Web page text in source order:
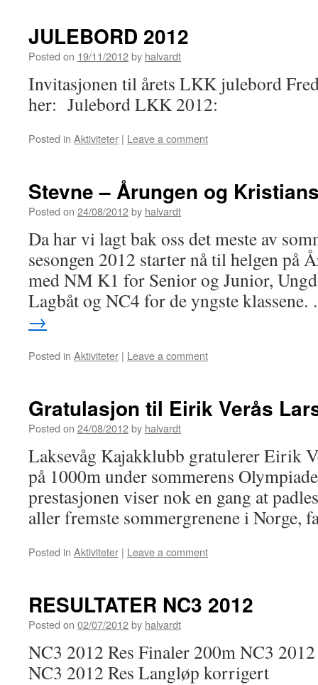
JULEBORD 2012
Posted on 19/11/2012by halvardt
Invitasjonen til årets LKK julebord
her: Julebord LKK 2012:
Posted in Aktiviteter | Leave a comment
Stevne – Årungen og
Posted on 24/08/2012by halvardt
Da har vi lagt bak oss det meste av
sesongen 2012 starter nå til helgen på
med NM K1 for Senior og Junior,
Lagbåt og NC4 for de yngste
→
Posted in Aktiviteter | Leave a comment
Gratulasjon til Eirik Verås
Posted on 24/08/2012by halvardt
Laksevåg Kajakklubb gratulerer Eirik
på 1000m under sommerens
prestasjonen viser nok en gang at
aller fremste sommergrenene i Norge,
Posted in Aktiviteter | Leave a comment
RESULTATER NC3 2012
Posted on 02/07/2012by halvardt
NC3 2012 Res Finaler 200m NC3
NC3 2012 Res Langløp korrigert